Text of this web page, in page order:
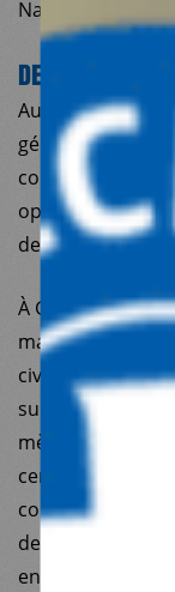
Nations unies
DES RÉPONSES
Au Proche-
géopolitiques de
conduit notre
opérationnels,
devoir de
À Gaza, le
massif sur le
civils et
survie extrêmes,
mènent un
centaines de
colonisation
de civils tandis
entravées par